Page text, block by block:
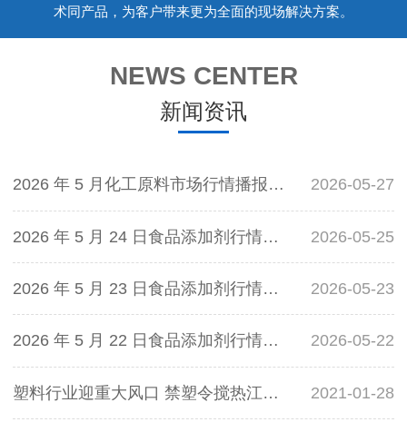
术同产品，为客户带来更为全面的现场解决方案。
NEWS CENTER
新闻资讯
2026 年 5 月化工原料市场行情播报：片碱价格小幅上涨 2026-05-27
2026 年 5 月 24 日食品添加剂行情资讯 2026-05-25
2026 年 5 月 23 日食品添加剂行情资讯 2026-05-23
2026 年 5 月 22 日食品添加剂行情资讯（宿迁华信物资贸易有限公司专版） 2026-05-22
塑料行业迎重大风口 禁塑令搅热江城可降解制品业 2021-01-28